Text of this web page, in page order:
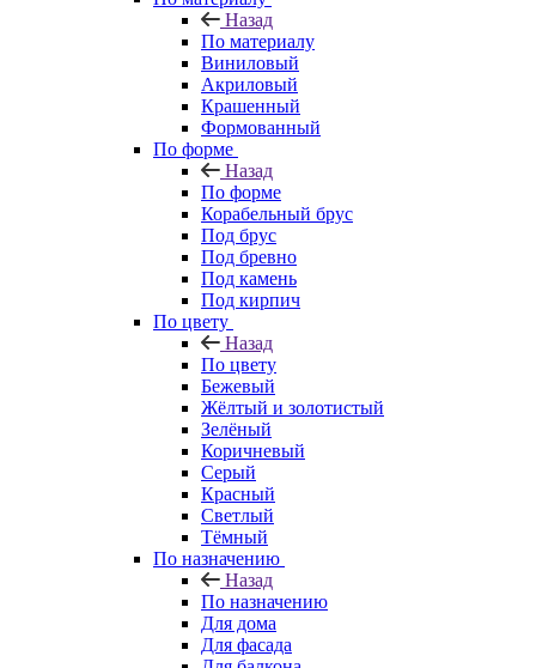
Назад
По материалу
Виниловый
Акриловый
Крашенный
Формованный
По форме
Назад
По форме
Корабельный брус
Под брус
Под бревно
Под камень
Под кирпич
По цвету
Назад
По цвету
Бежевый
Жёлтый и золотистый
Зелёный
Коричневый
Серый
Красный
Светлый
Тёмный
По назначению
Назад
По назначению
Для дома
Для фасада